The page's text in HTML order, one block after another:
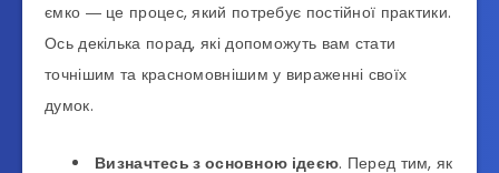
ємко ― це процес, який потребує постійної практики.
Ось декілька порад, які допоможуть вам стати
точнішим та красномовнішим у вираженні своїх
думок.
Визначтесь з основною ідеєю. Перед тим, як